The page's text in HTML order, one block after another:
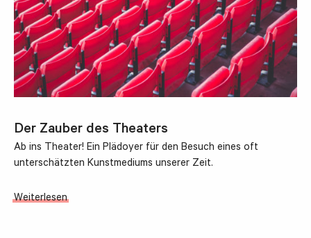
Der Zauber des Theaters
Ab ins Theater! Ein Plädoyer für den Besuch eines oft
unterschätzten Kunstmediums unserer Zeit.
Weiterlesen